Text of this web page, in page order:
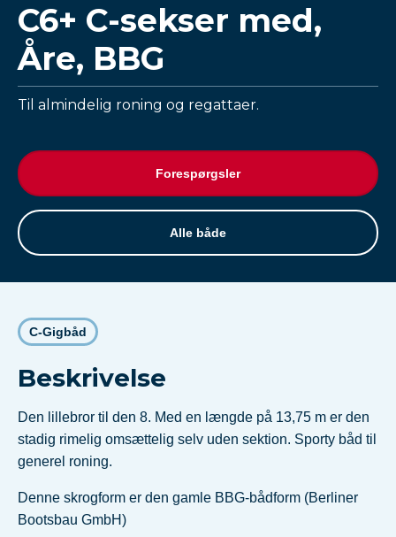
C6+ C-sekser med,
Åre, BBG
Til almindelig roning og regattaer.
Forespørgsler
Alle både
C-Gigbåd
Beskrivelse
Den lillebror til den 8. Med en længde på 13,75 m er den
stadig rimelig omsættelig selv uden sektion. Sporty båd til
generel roning.
Denne skrogform er den gamle BBG-bådform (Berliner
Bootsbau GmbH)